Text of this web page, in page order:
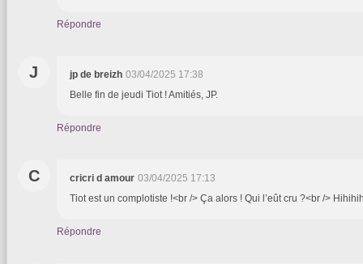
Répondre
J jp de breizh 03/04/2025 17:38
Belle fin de jeudi Tiot ! Amitiés, JP.
Répondre
C cricri d amour 03/04/2025 17:13
Tiot est un complotiste !<br /> Ça alors ! Qui l’eût cru ?<br />
Répondre